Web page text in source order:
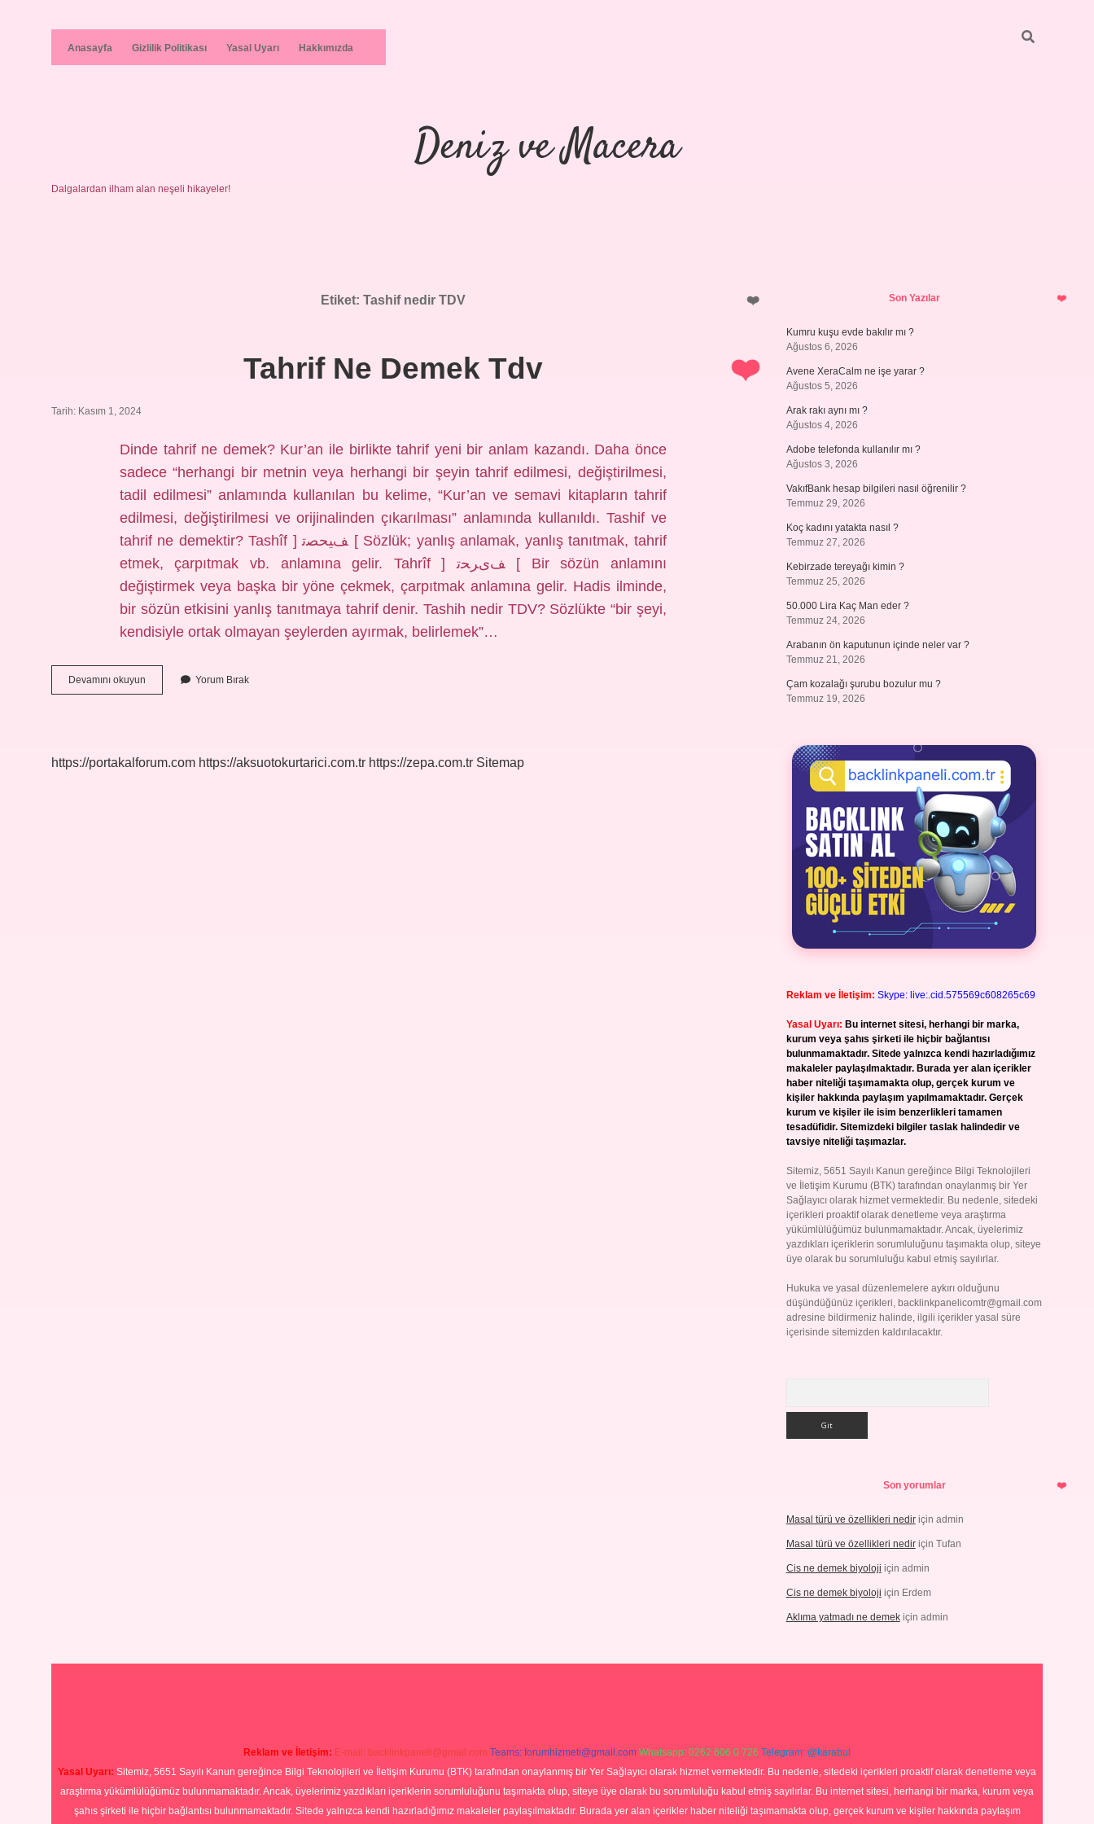
Anasayfa Gizlilik Politikası Yasal Uyarı Hakkımızda
Deniz ve Macera
Dalgalardan ilham alan neşeli hikayeler!
Etiket: Tashif nedir TDV
Tahrif Ne Demek Tdv
Tarih: Kasım 1, 2024
Dinde tahrif ne demek? Kur’an ile birlikte tahrif yeni bir anlam kazandı. Daha önce
sadece “herhangi bir metnin veya herhangi bir şeyin tahrif edilmesi, değiştirilmesi,
tadil edilmesi” anlamında kullanılan bu kelime, “Kur’an ve semavi kitapların tahrif
edilmesi, değiştirilmesi ve orijinalinden çıkarılması” anlamında kullanıldı. Tashif ve
tahrif ne demektir? Tashîf ] ﻒﻴﺤﺼﺗ [ Sözlük; yanlış anlamak, yanlış tanıtmak, tahrif
etmek, çarpıtmak vb. anlamına gelir. Tahrîf ] ﻒیﺮﺤﺗ [ Bir sözün anlamını
değiştirmek veya başka bir yöne çekmek, çarpıtmak anlamına gelir. Hadis ilminde,
bir sözün etkisini yanlış tanıtmaya tahrif denir. Tashih nedir TDV? Sözlükte “bir şeyi,
kendisiyle ortak olmayan şeylerden ayırmak, belirlemek”…
Devamını okuyun
Ne
Yorum Bırak
https://portakalforum.com https://aksuotokurtarici.com.tr https://zepa.com.tr Sitemap
SidebarSon Yazılar
Kumru kuşu evde bakılır mı ?
Ağustos 6, 2026
Avene XeraCalm ne işe yarar ?
Ağustos 5, 2026
Arak rakı aynı mı ?
Ağustos 4, 2026
Adobe telefonda kullanılır mı ?
Ağustos 3, 2026
VakıfBank hesap bilgileri nasıl öğrenilir ?
Temmuz 29, 2026
Koç kadını yatakta nasıl ?
Temmuz 27, 2026
Kebirzade tereyağı kimin ?
Temmuz 25, 2026
50.000 Lira Kaç Man eder ?
Temmuz 24, 2026
Arabanın ön kaputunun içinde neler var ?
Temmuz 21, 2026
Çam kozalağı şurubu bozulur mu ?
Temmuz 19, 2026
Reklam ve İletişim: Skype: live:.cid.575569c608265c69
Yasal Uyarı: Bu internet sitesi, herhangi bir marka,
kurum veya şahıs şirketi ile hiçbir bağlantısı
bulunmamaktadır. Sitede yalnızca kendi hazırladığımız
makaleler paylaşılmaktadır. Burada yer alan içerikler
haber niteliği taşımamakta olup, gerçek kurum ve
kişiler hakkında paylaşım yapılmamaktadır. Gerçek
kurum ve kişiler ile isim benzerlikleri tamamen
tesadüfidir. Sitemizdeki bilgiler taslak halindedir ve
tavsiye niteliği taşımazlar.
Sitemiz, 5651 Sayılı Kanun gereğince Bilgi Teknolojileri
ve İletişim Kurumu (BTK) tarafından onaylanmış bir Yer
Sağlayıcı olarak hizmet vermektedir. Bu nedenle, sitedeki
içerikleri proaktif olarak denetleme veya araştırma
yükümlülüğümüz bulunmamaktadır. Ancak, üyelerimiz
yazdıkları içeriklerin sorumluluğunu taşımakta olup, siteye
üye olarak bu sorumluluğu kabul etmiş sayılırlar.
Hukuka ve yasal düzenlemelere aykırı olduğunu
düşündüğünüz içerikleri, backlinkpanelicomtr@gmail.com
adresine bildirmeniz halinde, ilgili içerikler yasal süre
içerisinde sitemizden kaldırılacaktır.
Son yorumlar
Masal türü ve özellikleri nediriçin admin
Masal türü ve özellikleri nediriçin Tufan
Cis ne demek biyoloji için admin
Cis ne demek biyoloji için Erdem
Aklıma yatmadı ne demekiçin admin
Reklam ve İletişim: E-mail: backlinkpaneli@gmail.com Teams: forumhizmeti@gmail.com Whatsapp: 0262 606 0 726 Telegram: @karabul
Yasal Uyarı: Sitemiz, 5651 Sayılı Kanun gereğince Bilgi Teknolojileri ve İletişim Kurumu (BTK) tarafından onaylanmış bir Yer Sağlayıcı olarak hizmet vermektedir. Bu nedenle, sitedeki içerikleri proaktif olarak denetleme veya
araştırma yükümlülüğümüz bulunmamaktadır. Ancak, üyelerimiz yazdıkları içeriklerin sorumluluğunu taşımakta olup, siteye üye olarak bu sorumluluğu kabul etmiş sayılırlar. Bu internet sitesi, herhangi bir marka, kurum veya
şahıs şirketi ile hiçbir bağlantısı bulunmamaktadır. Sitede yalnızca kendi hazırladığımız makaleler paylaşılmaktadır. Burada yer alan içerikler haber niteliği taşımamakta olup, gerçek kurum ve kişiler hakkında paylaşım